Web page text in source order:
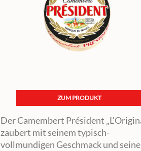
ZUM PRODUKT
Der Camembert Président
zaubert mit seinem typisch-
vollmundigen Geschmack und